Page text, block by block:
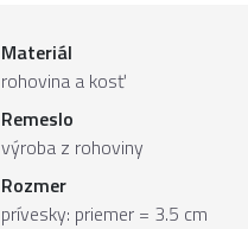
Materiál
rohovina a kosť
Remeslo
výroba z rohoviny
Rozmer
prívesky: priemer = 3.5 cm